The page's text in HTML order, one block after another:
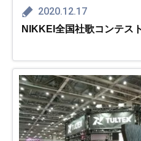
2020.12.17
NIKKEI全国社歌コンテス